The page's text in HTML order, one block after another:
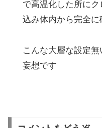
で高温化した所に
込み体内から完全に
こんな大層な設定
妄想です